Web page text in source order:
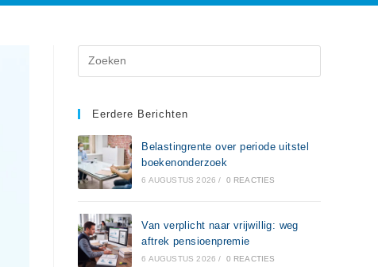
Eerdere Berichten
Belastingrente over periode uitstel
boekenonderzoek
6 AUGUSTUS 2026 / 0 REACTIES
Van verplicht naar vrijwillig: weg
aftrek pensioenpremie
6 AUGUSTUS 2026 / 0 REACTIES